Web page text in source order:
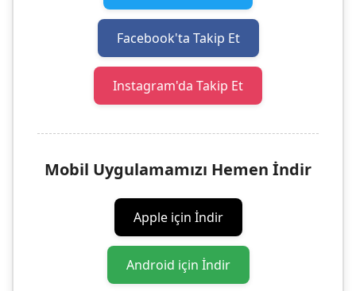
Facebook'ta Takip Et
Instagram'da Takip Et
Mobil Uygulamamızı Hemen İndir
Apple için İndir
Android için İndir